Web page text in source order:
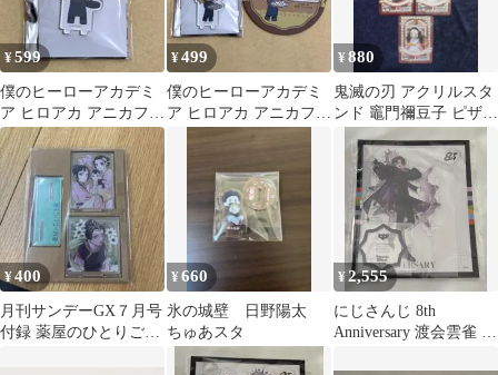
¥599
僕のヒーローアカデミ
ア ヒロアカ アニカフェ
アクスタ エンデヴァー
¥499
僕のヒーローアカデミ
ア ヒロアカ アニカフェ
コースター アクスタ オ
¥880
鬼滅の刃 アクリルスタ
ンド 竈門禰豆子 ピザー
ラ シール＆袋付
¥400
月刊サンデーGX７月号
付録 薬屋のひとりごと
¥660
氷の城壁 日野陽太
ちゅあスタ
¥2,555
にじさんじ 8th
Anniversary 渡会雲雀 ア